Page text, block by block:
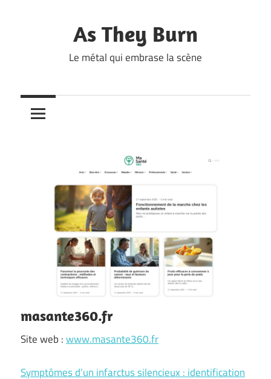
As They Burn
Le métal qui embrase la scène
masante360.fr
Site web :www.masante360.fr
Symptômes d’un infarctus silencieux : identification